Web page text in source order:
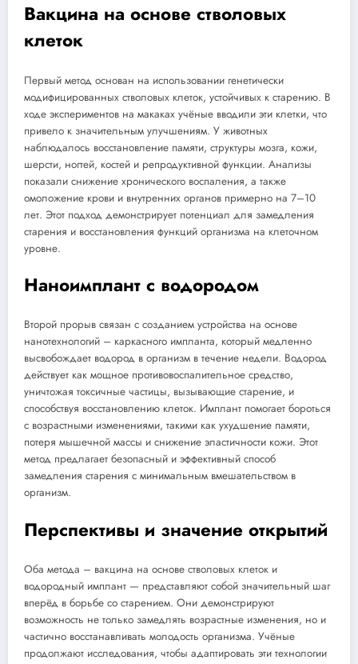
Вакцина на основе стволовых
клеток
Первый метод основан на использовании генетически
модифицированных стволовых клеток, устойчивых к старению. В
ходе экспериментов на макаках учёные вводили эти клетки, что
привело к значительным улучшениям. У животных
наблюдалось восстановление памяти, структуры мозга, кожи,
шерсти, ногтей, костей и репродуктивной функции. Анализы
показали снижение хронического воспаления, а также
омоложение крови и внутренних органов примерно на 7–10
лет. Этот подход демонстрирует потенциал для замедления
старения и восстановления функций организма на клеточном
уровне.
Наноимплант с водородом
Второй прорыв связан с созданием устройства на основе
нанотехнологий – каркасного импланта, который медленно
высвобождает водород в организм в течение недели. Водород
действует как мощное противовоспалительное средство,
уничтожая токсичные частицы, вызывающие старение, и
способствуя восстановлению клеток. Имплант помогает бороться
с возрастными изменениями, такими как ухудшение памяти,
потеря мышечной массы и снижение эластичности кожи. Этот
метод предлагает безопасный и эффективный способ
замедления старения с минимальным вмешательством в
организм.
Перспективы и значение открытий
Оба метода – вакцина на основе стволовых клеток и
водородный имплант — представляют собой значительный шаг
вперёд в борьбе со старением. Они демонстрируют
возможность не только замедлять возрастные изменения, но и
частично восстанавливать молодость организма. Учёные
продолжают исследования, чтобы адаптировать эти технологии